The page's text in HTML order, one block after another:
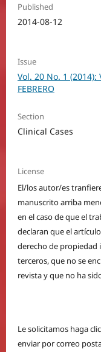
Published
2014-08-12
Issue
Vol. 20 No. 1 (2014):
FEBRERO
Section
Clinical Cases
License
El/los autor/es
manuscrito arriba
en el caso de que el
declaran que el
derecho de propiedad
terceros, que no se
revista y que no ha
Le solicitamos haga
enviar por correo